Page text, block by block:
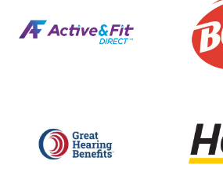
Haz tu movimiento™ hacia una